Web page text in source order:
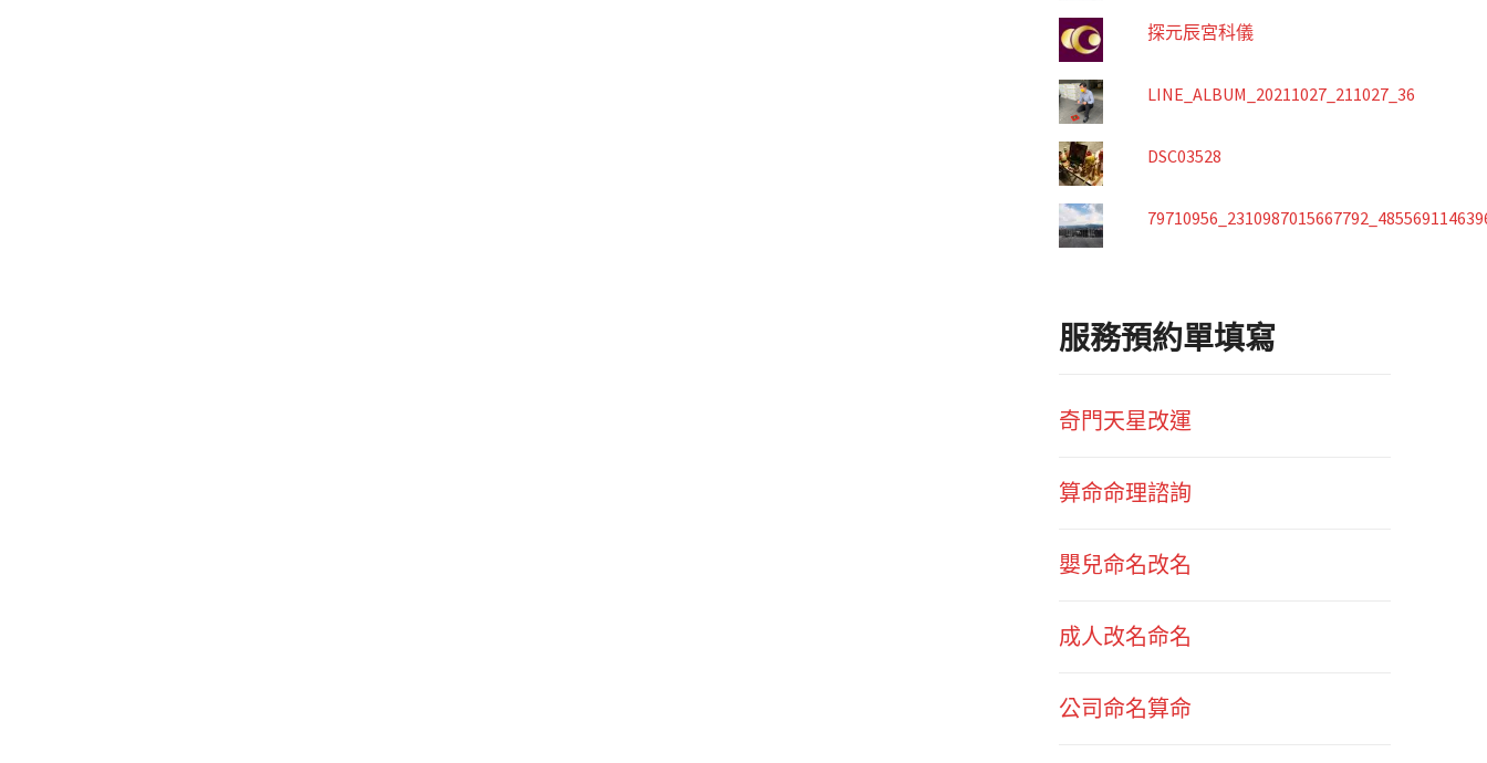
探元辰宮科儀
LINE_ALBUM_20211027_211027_36
DSC03528
服務預約單填寫
奇門天星改運
算命命理諮詢
嬰兒命名改名
成人改名命名
公司命名算命